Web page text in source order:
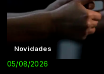
Novidades
05/08/2026